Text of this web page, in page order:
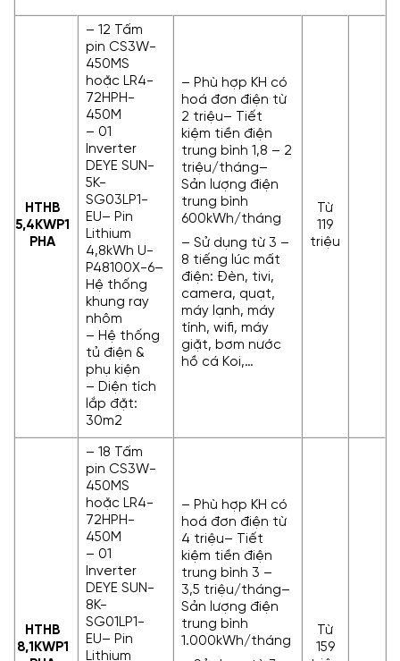
HTHB
5,4KWP1
PHA
– 12 Tấm
pin CS3W-
450MS
hoặc LR4-
72HPH-
450M
– 01
Inverter
DEYE SUN-
5K-
SG03LP1-
EU– Pin
Lithium
4,8kWh U-
P48100X-6–
Hệ thống
khung ray
nhôm
– Hệ thống
tủ điện &
phụ kiện
– Diện tích
lắp đặt:
30m2
– Phù hợp KH có
hoá đơn điện từ
2 triệu– Tiết
kiệm tiền điện
trung bình 1,8 – 2
triệu/tháng–
Sản lượng điện
trung bình
600kWh/tháng
– Sử dụng từ 3 –
8 tiếng lúc mất
điện: Đèn, tivi,
camera, quạt,
máy lạnh, máy
tính, wifi, máy
giặt, bơm nước
hồ cá Koi,…
Từ
119
triệu
HTHB
8,1KWP1
– 18 Tấm
pin CS3W-
450MS
hoặc LR4-
72HPH-
450M
– 01
Inverter
DEYE SUN-
8K-
SG01LP1-
EU– Pin
Lithium
– Phù hợp KH có
hoá đơn điện từ
4 triệu– Tiết
kiệm tiền điện
trung bình 3 –
3,5 triệu/tháng–
Sản lượng điện
trung bình
1.000kWh/tháng
Từ
159